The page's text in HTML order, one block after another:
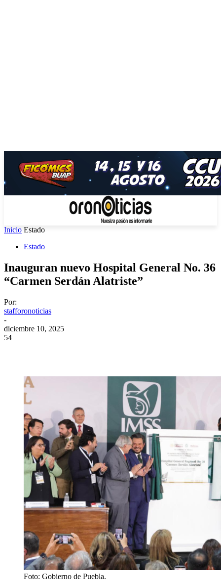
Inicio Estado
Estado
Inauguran nuevo Hospital General No. 36
“Carmen Serdán Alatriste”
Por:
stafforonoticias
-
diciembre 10, 2025
54
Foto: Gobierno de Puebla.